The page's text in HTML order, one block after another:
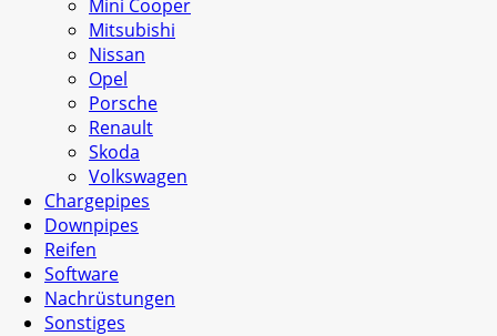
Mini Cooper
Mitsubishi
Nissan
Opel
Porsche
Renault
Skoda
Volkswagen
Chargepipes
Downpipes
Reifen
Software
Nachrüstungen
Sonstiges